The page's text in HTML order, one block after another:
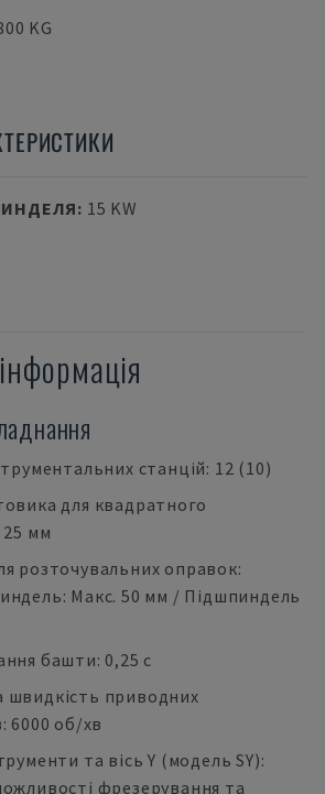
KG
: 15 KW
станцій: 12 (10)
для квадратного
25 мм
розточувальних оправок:
Макс. 50 мм / Підшпиндель
башти: 0,25 с
швидкість приводних
6000 об/хв
та вісь Y (модель SY):
фрезерування та